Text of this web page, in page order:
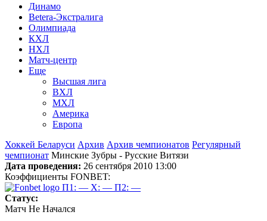
Динамо
Betera-Экстралига
Олимпиада
КХЛ
НХЛ
Матч-центр
Еще
Высшая лига
ВХЛ
МХЛ
Америка
Европа
Хоккей Беларуси Архив Архив чемпионатов Регулярный
чемпионат Минские Зубры - Русские Витязи
Дата проведения: 26 сентября 2010 13:00
Коэффициенты FONBET:
П1: — X: — П2: —
Статус:
Матч Не Начался